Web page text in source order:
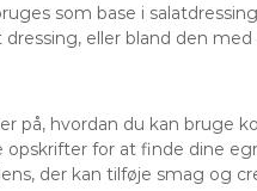
som base i
dressing, eller bland den
på, hvordan du kan bruge
for at finde dine
der kan tilføje smag og